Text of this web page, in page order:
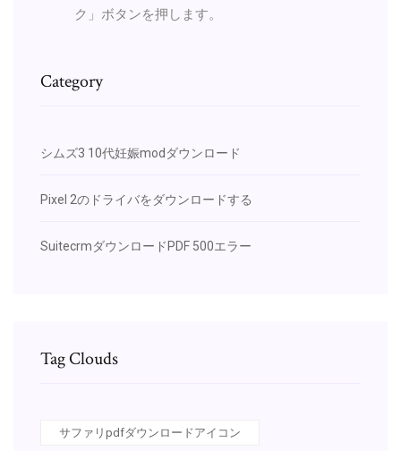
ク」ボタンを押します。
Category
シムズ3 10代妊娠modダウンロード
Pixel 2のドライバをダウンロードする
SuitecrmダウンロードPDF 500エラー
Tag Clouds
サファリpdfダウンロードアイコン